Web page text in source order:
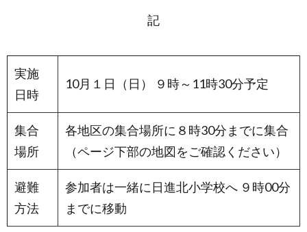
記
実施
日時
10月１日（日） ９時～11時30分予定
集合
場所
各地区の集合場所に８時30分までに集合
（ページ下部の地図をご確認ください）
避難
方法
参加者は一緒に日進北小学校へ ９時00分
までに移動